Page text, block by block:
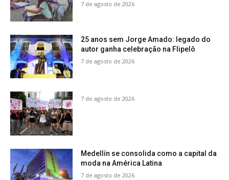
7 de agosto de 2026
25 anos sem Jorge Amado: legado do
autor ganha celebração na Flipelô
7 de agosto de 2026
7 de agosto de 2026
Medellín se consolida como a capital da
moda na América Latina
7 de agosto de 2026